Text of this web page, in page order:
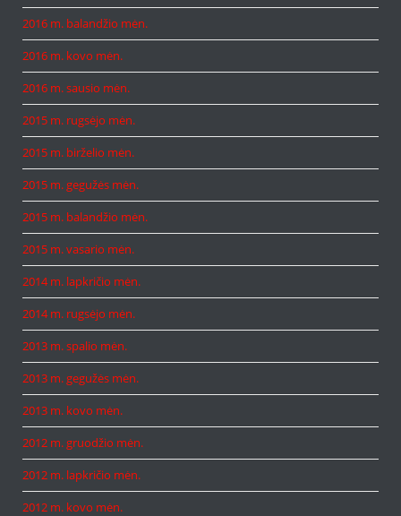
2016 m. balandžio mėn.
2016 m. kovo mėn.
2016 m. sausio mėn.
2015 m. rugsėjo mėn.
2015 m. birželio mėn.
2015 m. gegužės mėn.
2015 m. balandžio mėn.
2015 m. vasario mėn.
2014 m. lapkričio mėn.
2014 m. rugsėjo mėn.
2013 m. spalio mėn.
2013 m. gegužės mėn.
2013 m. kovo mėn.
2012 m. gruodžio mėn.
2012 m. lapkričio mėn.
2012 m. kovo mėn.